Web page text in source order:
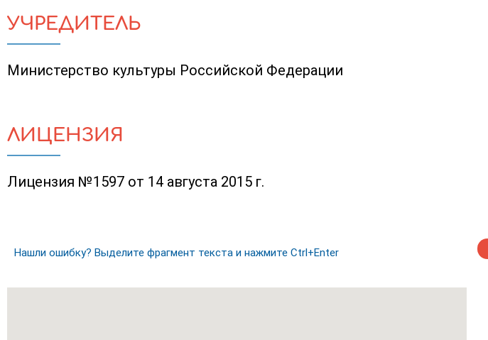
УЧРЕДИТЕЛЬ
Министерство культуры Российской Федерации
ЛИЦЕНЗИЯ
Лицензия №1597 от 14 августа 2015 г.
Нашли ошибку? Выделите фрагмент текста и нажмите Ctrl+Enter